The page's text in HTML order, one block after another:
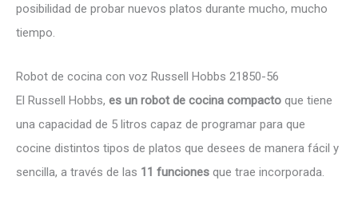
posibilidad de probar nuevos platos durante mucho, mucho
tiempo.
Robot de cocina con voz Russell Hobbs 21850-56
El Russell Hobbs, es un robot de cocina compacto que tiene
una capacidad de 5 litros capaz de programar para que
cocine distintos tipos de platos que desees de manera fácil y
sencilla, a través de las 11 funciones que trae incorporada.